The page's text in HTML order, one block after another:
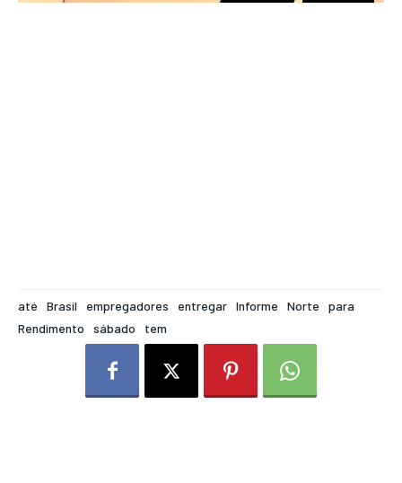
até Brasil empregadores entregar Informe Norte
para
Rendimento
sábado tem